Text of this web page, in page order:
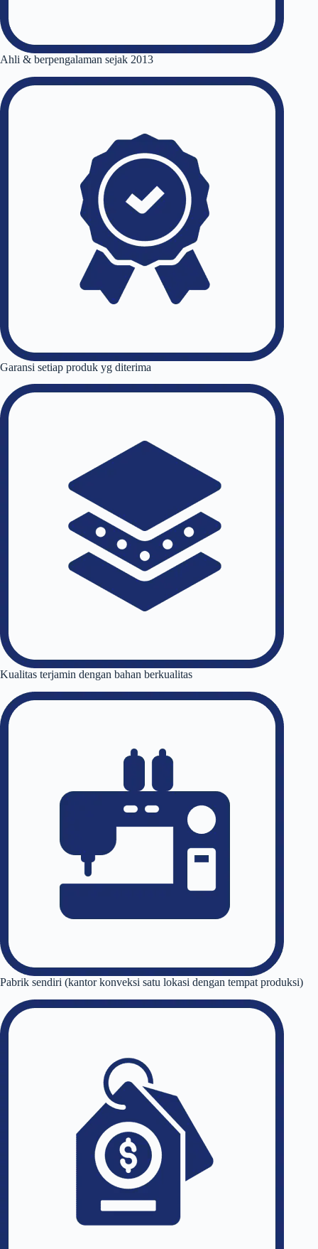
Ahli & berpengalaman sejak 2013
Garansi setiap produk yg diterima
Kualitas terjamin dengan bahan berkualitas
Pabrik sendiri (kantor konveksi satu lokasi dengan tempat produksi)